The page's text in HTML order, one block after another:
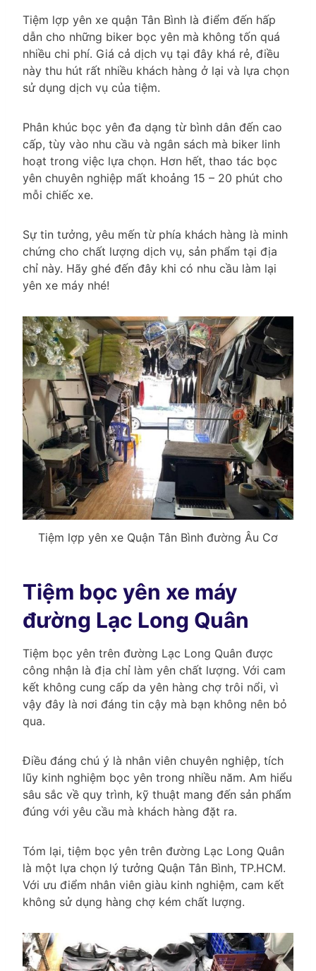
Tiệm lợp yên xe quận Tân Bình là điểm đến hấp
dẫn cho những biker bọc yên mà không tốn quá
nhiều chi phí. Giá cả dịch vụ tại đây khá rẻ, điều
này thu hút rất nhiều khách hàng ở lại và lựa chọn
sử dụng dịch vụ của tiệm.
Phân khúc bọc yên đa dạng từ bình dân đến cao
cấp, tùy vào nhu cầu và ngân sách mà biker linh
hoạt trong việc lựa chọn. Hơn hết, thao tác bọc
yên chuyên nghiệp mất khoảng 15 – 20 phút cho
mỗi chiếc xe.
Sự tin tưởng, yêu mến từ phía khách hàng là minh
chứng cho chất lượng dịch vụ, sản phẩm tại địa
chỉ này. Hãy ghé đến đây khi có nhu cầu làm lại
yên xe máy nhé!
Tiệm lợp yên xe Quận Tân Bình đường Âu Cơ
Tiệm bọc yên xe máy
đường Lạc Long Quân
Tiệm bọc yên trên đường Lạc Long Quân được
công nhận là địa chỉ làm yên chất lượng. Với cam
kết không cung cấp da yên hàng chợ trôi nổi, vì
vậy đây là nơi đáng tin cậy mà bạn không nên bỏ
qua.
Điều đáng chú ý là nhân viên chuyên nghiệp, tích
lũy kinh nghiệm bọc yên trong nhiều năm. Am hiểu
sâu sắc về quy trình, kỹ thuật mang đến sản phẩm
đúng với yêu cầu mà khách hàng đặt ra.
Tóm lại, tiệm bọc yên trên đường Lạc Long Quân
là một lựa chọn lý tưởng Quận Tân Bình, TP.HCM.
Với ưu điểm nhân viên giàu kinh nghiệm, cam kết
không sử dụng hàng chợ kém chất lượng.